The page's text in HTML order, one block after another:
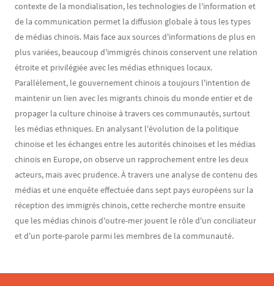
contexte de la mondialisation, les technologies de l'information et
de la communication permet la diffusion globale à tous les types
de médias chinois. Mais face aux sources d'informations de plus en
plus variées, beaucoup d'immigrés chinois conservent une relation
étroite et privilégiée avec les médias ethniques locaux.
Parallèlement, le gouvernement chinois a toujours l'intention de
maintenir un lien avec les migrants chinois du monde entier et de
propager la culture chinoise à travers ces communautés, surtout
les médias ethniques. En analysant l'évolution de la politique
chinoise et les échanges entre les autorités chinoises et les médias
chinois en Europe, on observe un rapprochement entre les deux
acteurs, mais avec prudence. À travers une analyse de contenu des
médias et une enquête effectuée dans sept pays européens sur la
réception des immigrés chinois, cette recherche montre ensuite
que les médias chinois d'outre-mer jouent le rôle d'un conciliateur
et d'un porte-parole parmi les membres de la communauté.